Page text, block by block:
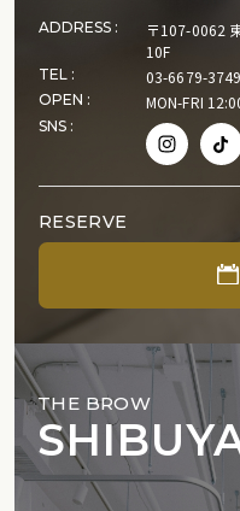
ADDRESS :
〒107-0062
10F
TEL : 03-6679-3749
OPEN : MON-FRI
SNS :
RESERVE
THE BROW